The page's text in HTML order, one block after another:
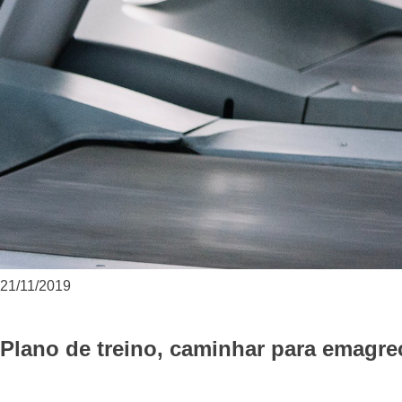
21/11/2019
Plano de treino, caminhar para